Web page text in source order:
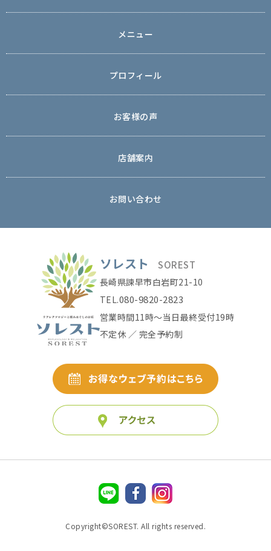
メニュー
プロフィール
お客様の声
店舗案内
お問い合わせ
ソレスト SOREST
長崎県諫早市白岩町21-10
TEL.080-9820-2823
営業時間11時〜当日最終受付19時
不定休 ／ 完全予約制
Copyright©SOREST. All rights reserved.